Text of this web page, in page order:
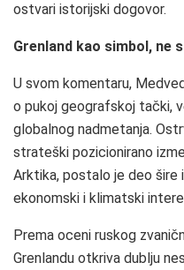
ostvari istorijski dogovor.
Grenland kao simbol, ne
U svom komentaru,
o pukoj geografskoj tački,
globalnog nadmetanja.
strateški pozicionirano
Arktika, postalo je deo šire
ekonomski i klimatski
Prema oceni ruskog
Grenlandu otkriva dublju